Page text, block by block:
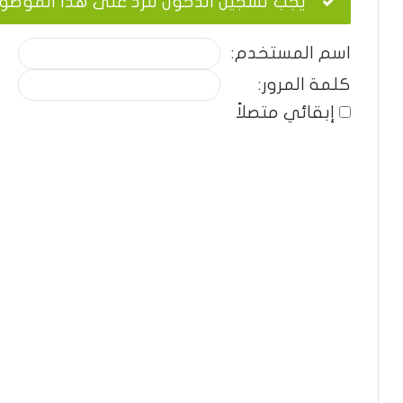
اسم المستخدم:
كلمة المرور:
إبقائي متصلاً